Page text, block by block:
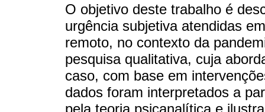
O objetivo deste trabalho é
urgência subjetiva atendidas
remoto, no contexto da
pesquisa qualitativa, cuja
caso, com base em
dados foram interpretados a
pela teoria psicanalítica e